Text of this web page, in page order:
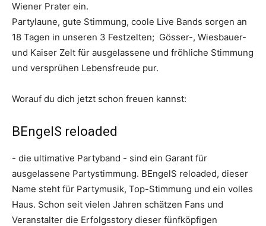
Wiener Prater ein.
Partylaune, gute Stimmung, coole Live Bands sorgen an
18 Tagen in unseren 3 Festzelten; Gösser-, Wiesbauer-
und Kaiser Zelt für ausgelassene und fröhliche Stimmung
und versprühen Lebensfreude pur.
Worauf du dich jetzt schon freuen kannst:
BEngelS reloaded
- die ultimative Partyband - sind ein Garant für
ausgelassene Partystimmung. BEngelS reloaded, dieser
Name steht für Partymusik, Top-Stimmung und ein volles
Haus. Schon seit vielen Jahren schätzen Fans und
Veranstalter die Erfolgsstory dieser fünfköpfigen